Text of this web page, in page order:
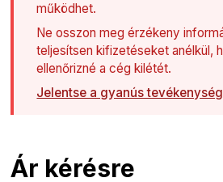
működhet.
Ne osszon meg érzékeny
teljesítsen kifizetéseket anélkül,
ellenőrizné a cég kilétét.
Jelentse a gyanús
Ár kérésre